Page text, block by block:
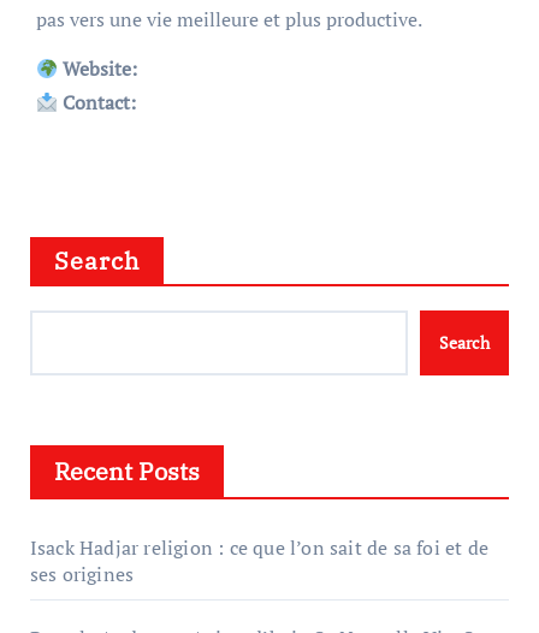
pas vers une vie meilleure et plus productive.
Website:
Contact:
Search
Search
Recent Posts
Isack Hadjar religion : ce que l’on sait de sa foi et de
ses origines